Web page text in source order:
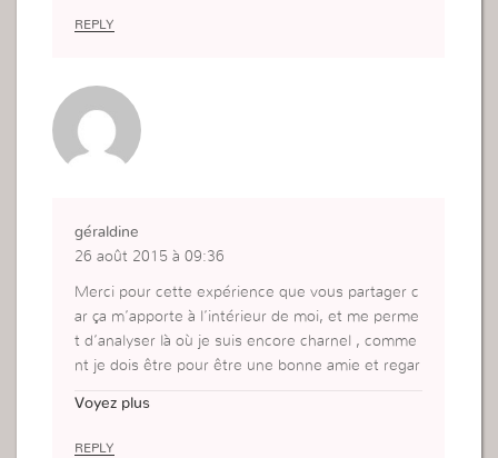
REPLY
géraldine
26 août 2015 à 09:36
Merci pour cette expérience que vous partager c
ar ça m’apporte à l’intérieur de moi, et me perme
t d’analyser là où je suis encore charnel , comme
nt je dois être pour être une bonne amie et regar
Voyez plus
REPLY